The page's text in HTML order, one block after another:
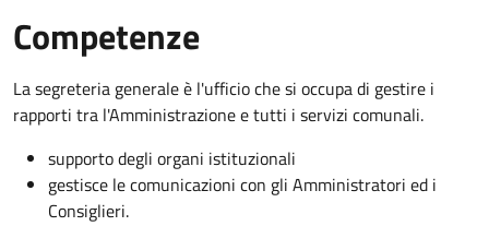
Competenze
La segreteria generale è l'ufficio che si occupa di gestire i
rapporti tra l'Amministrazione e tutti i servizi comunali.
supporto degli organi istituzionali
gestisce le comunicazioni con gli Amministratori ed i
Consiglieri.